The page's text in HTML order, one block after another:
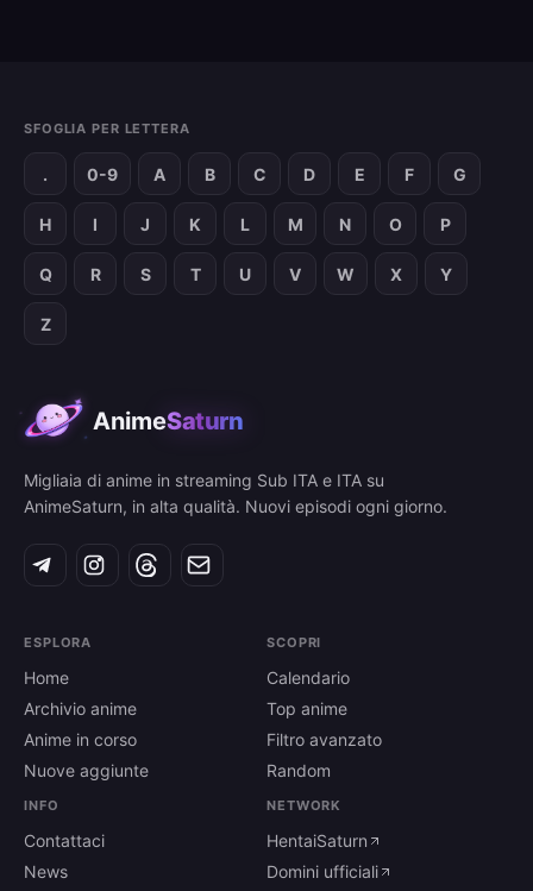
SFOGLIA PER LETTERA
. 0-9 A B C D E F G
H I J K L M N O P
Q R S T U V W X Y
Z
AnimeSaturn
Migliaia di anime in streaming Sub ITA e ITA su
AnimeSaturn, in alta qualità. Nuovi episodi ogni giorno.
ESPLORA
Home
Archivio anime
Anime in corso
Nuove aggiunte
SCOPRI
Calendario
Top anime
Filtro avanzato
Random
INFO
Contattaci
News
NETWORK
HentaiSaturn
Domini ufficiali